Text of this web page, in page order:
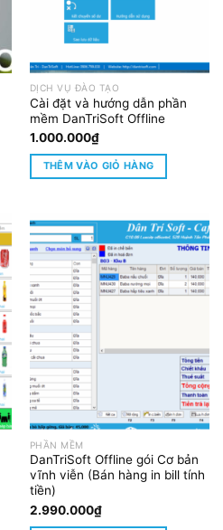
DỊCH VỤ ĐÀO TẠO
Cài đặt và hướng dẫn phần
mềm DanTriSoft Offline
1.000.000₫
THÊM VÀO GIỎ HÀNG
PHẦN MỀM
DanTriSoft Offline gói Cơ bản
vĩnh viễn (Bán hàng in bill tính
tiền)
2.990.000₫